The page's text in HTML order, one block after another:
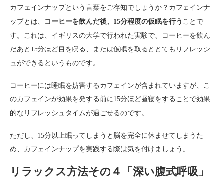
カフェインナップという言葉をご存知でしょうか？カフェインナ
ップとは、
コーヒーを飲んだ後、15分程度の仮眠を行う ことで
す。これは、イギリスの大学で行われた実験で、コーヒーを飲ん
だあと15分ほど目を瞑る、または仮眠を取るととてもリフレッシ
ュができるというものです。
コーヒーには睡眠を妨害するカフェインが含まれていますが、こ
のカフェインが効果を発する前に15分ほど昼寝をすることで効果
的なリフレッシュタイムが過ごせるのです。
ただし、15分以上眠ってしまうと脳を完全に休ませてしまうた
め、カフェインナップを実践する際は気を付けましょう。
リラックス方法その４「深い腹式呼吸」